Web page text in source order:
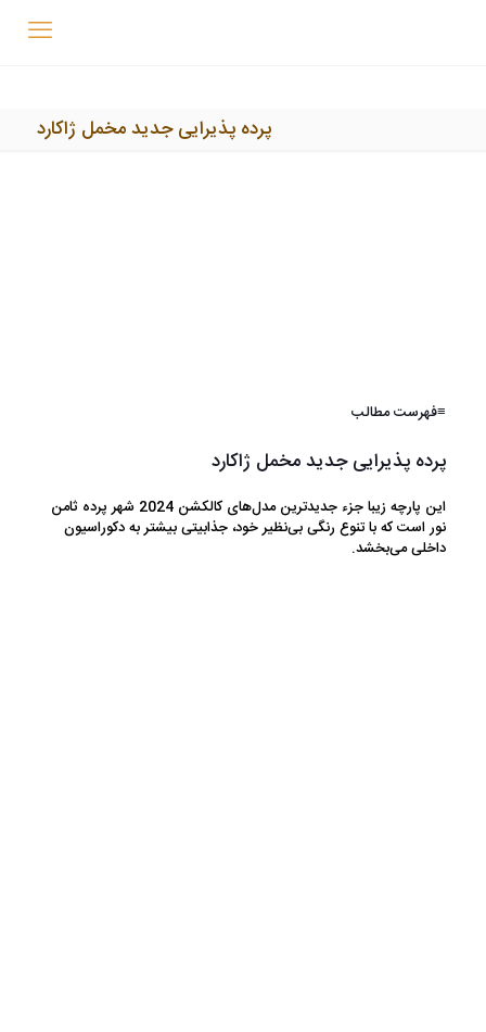
پرده پذیرایی جدید مخمل ژاکارد
≡فهرست مطالب
پرده پذیرایی جدید مخمل ژاکارد
این پارچه زیبا جزء جدیدترین مدل‌های کالکشن 2024 شهر پرده ثامن
نور است که با تنوع رنگی بی‌نظیر خود، جذابیتی بیشتر به دکوراسیون
داخلی می‌بخشد.